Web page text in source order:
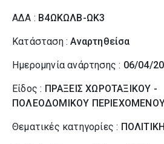
ΑΔΑ : Β4ΩΚΩΛΒ-ΩΚ3
Κατάσταση :Αναρτηθείσα
Ημερομηνία ανάρτησης : 06/04/
Είδος : ΠΡΑΞΕΙΣ ΧΩΡΟΤΑΞΙΚΟΥ -
ΠΟΛΕΟΔΟΜΙΚΟΥ
Θεματικές κατηγορίες :